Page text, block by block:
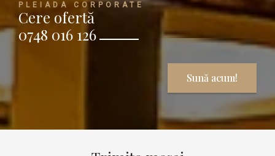
PLEIADA CORPORATE
Cere ofertă
0748 016 126
Sună acum!